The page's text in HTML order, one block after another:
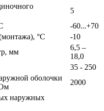
5
-60...+70
°С
-10
мм
6,5 –
18,0
35 - 250
оболочки
2000
наружных